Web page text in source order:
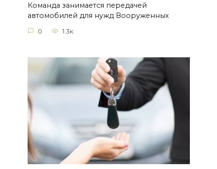
Команда занимается передачей
автомобилей для нужд Вооруженных
0 1.3к.